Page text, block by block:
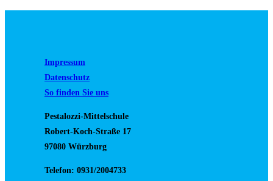
Impressum
Datenschutz
So finden Sie uns
Pestalozzi-Mittelschule
Robert-Koch-Straße 17
97080 Würzburg
Telefon: 0931/2004733